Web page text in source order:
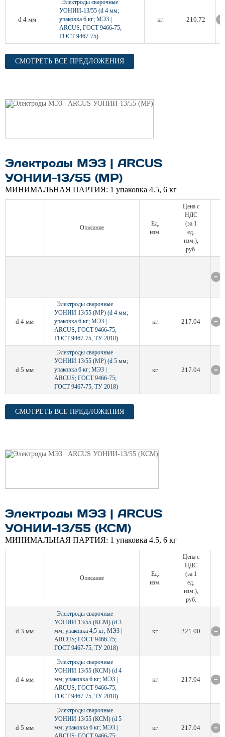
d 4 мм
Электроды сварочные
УОНИИ-13/55 (d 4 мм;
упаковка 6 кг; МЭЗ |
ARCUS; ГОСТ 9466-75;
ГОСТ 9467-75)
кг. 210.72
СМОТРЕТЬ ВСЕ ПРЕДЛОЖЕНИЯ
Электроды МЭЗ | ARCUS
УОНИИ-13/55 (МР)
МИНИМАЛЬНАЯ ПАРТИЯ: 1 упаковка 4.5, 6 кг
Описание
Ед.
изм.
Цена с
НДС
(за 1
ед.
изм.),
руб.
d 4 мм
Электроды сварочные
УОНИИ 13/55 (МР) (d 4 мм;
упаковка 6 кг; МЭЗ |
ARCUS; ГОСТ 9466-75;
ГОСТ 9467-75, ТУ 2018)
кг. 217.04
d 5 мм
Электроды сварочные
УОНИИ 13/55 (МР) (d 5 мм;
упаковка 6 кг; МЭЗ |
ARCUS; ГОСТ 9466-75;
ГОСТ 9467-75, ТУ 2018)
кг. 217.04
СМОТРЕТЬ ВСЕ ПРЕДЛОЖЕНИЯ
Электроды МЭЗ | ARCUS
УОНИИ-13/55 (КСМ)
МИНИМАЛЬНАЯ ПАРТИЯ: 1 упаковка 4.5, 6 кг
Описание
Ед.
изм.
Цена с
НДС
(за 1
ед.
изм.),
руб.
d 3 мм
Электроды сварочные
УОНИИ 13/55 (КСМ) (d 3
мм; упаковка 4,5 кг; МЭЗ |
ARCUS; ГОСТ 9466-75;
ГОСТ 9467-75, ТУ 2018)
кг. 221.00
d 4 мм
Электроды сварочные
УОНИИ 13/55 (КСМ) (d 4
мм; упаковка 6 кг; МЭЗ |
ARCUS; ГОСТ 9466-75;
ГОСТ 9467-75, ТУ 2018)
кг. 217.04
d 5 мм
Электроды сварочные
УОНИИ 13/55 (КСМ) (d 5
мм; упаковка 6 кг; МЭЗ |
кг. 217.04